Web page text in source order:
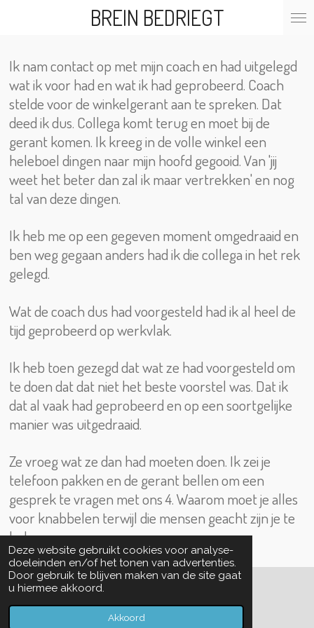
Deze website gebruikt cookies voor analyse-
doeleinden en/of het tonen van advertenties.
Door gebruik te blijven maken van de site gaat
u hiermee akkoord.
Akkoord
de
hoofdinhoud
BREIN BEDRIEGT
Ik nam contact op met mijn coach en had uitgelegd
wat ik voor had en wat ik had geprobeerd. Coach
stelde voor de winkelgerant aan te spreken. Dat
deed ik dus. Collega komt terug en moet bij de
gerant komen. Ik kreeg in de volle winkel een
heleboel dingen naar mijn hoofd gegooid. Van 'jij
weet het beter dan zal ik maar vertrekken' en nog
tal van deze dingen.
Ik heb me op een gegeven moment omgedraaid en
ben weg gegaan anders had ik die collega in het rek
gelegd.
Wat de coach dus had voorgesteld had ik al heel de
tijd geprobeerd op werkvlak.
Ik heb toen gezegd dat wat ze had voorgesteld om
te doen dat dat niet het beste voorstel was. Dat ik
dat al vaak had geprobeerd en op een soortgelijke
manier was uitgedraaid.
Ze vroeg wat ze dan had moeten doen. Ik zei je
telefoon pakken en de gerant bellen om een
gesprek te vragen met ons 4.Waarom moet je alles
voor knabbelen terwijl die mensen geacht zijn je te
helpen.
© 2022 - 2026 brein bedriegt
Powered by